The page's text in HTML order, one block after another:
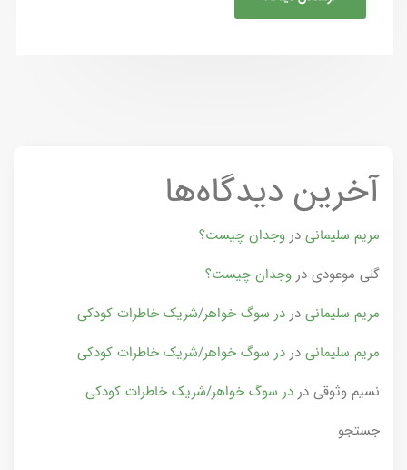
آخرین دیدگاه‌ها
مریم سلیمانی در وجدان چیست؟
گلی موعودی در وجدان چیست؟
مریم سلیمانی در در سوگ خواهر/شریک خاطرات کودکی
مریم سلیمانی در در سوگ خواهر/شریک خاطرات کودکی
نسیم وثوقی در در سوگ خواهر/شریک خاطرات کودکی
جستجو